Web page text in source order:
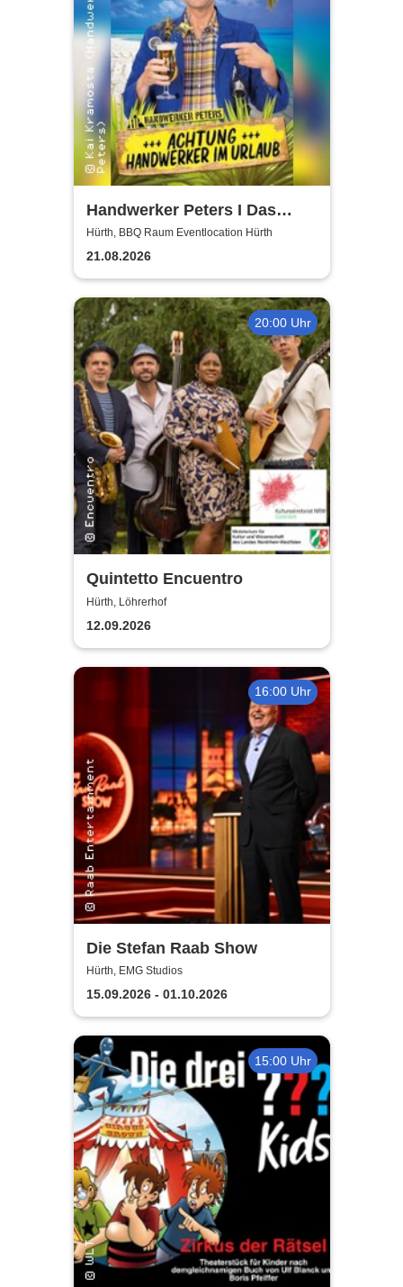
Handwerker Peters I Das
Sommer Event | Achtung -
Handwerker im UrlaubOpen
Air
Hürth, BBQ Raum Eventlocation Hürth
21.08.2026
20:00 Uhr
Quintetto Encuentro
Hürth, Löhrerhof
12.09.2026
16:00 Uhr
Die Stefan Raab Show
Hürth, EMG Studios
15.09.2026 - 01.10.2026
15:00 Uhr